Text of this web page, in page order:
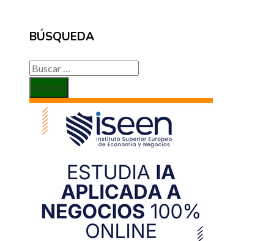
BÚSQUEDA
Buscar: